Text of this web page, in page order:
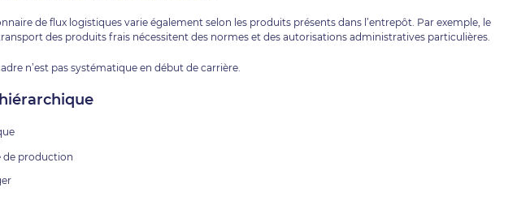
de flux logistiques varie également selon les produits présents dans l’entrepôt. Par exemple, le
des produits frais nécessitent des normes et des autorisations administratives particulières.
n’est pas systématique en début de carrière.
de production